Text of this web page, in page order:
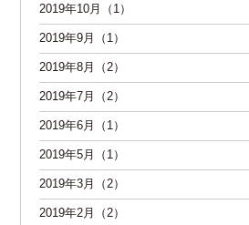
2019年10月（1）
2019年9月（1）
2019年8月（2）
2019年7月（2）
2019年6月（1）
2019年5月（1）
2019年3月（2）
2019年2月（2）